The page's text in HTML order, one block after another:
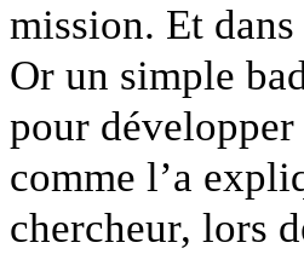
mission. Et dans
Or un simple
pour
comme l’a
chercheur, lors